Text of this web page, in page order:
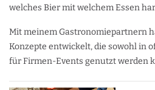
welches Bier mit welchem Essen
Mit meinem Gastronomiepartnern
Konzepte entwickelt, die sowohl in
für Firmen-Events genutzt werden